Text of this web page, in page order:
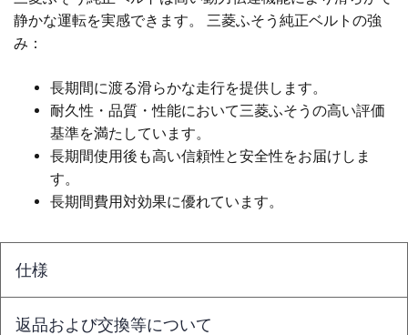
静かな運転を実感できます。 三菱ふそう純正ベルトの強
み：
長期間に渡る滑らかな走行を提供します。
耐久性・品質・性能において三菱ふそうの高い評価
基準を満たしています。
長期間使用後も高い信頼性と安全性をお届けしま
す。
長期間費用対効果に優れています。
仕様
返品および交換等について